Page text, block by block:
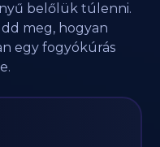
belőlük túlenni.
meg, hogyan
egy fogyókúrás